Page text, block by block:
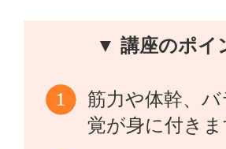
▼ 講座のポイ
筋力や体幹、
覚が身に付きま